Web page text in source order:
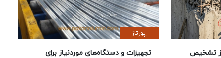
تشخیص
رپورتاژ
تجهیزات و دستگاه‌های موردنیاز برای